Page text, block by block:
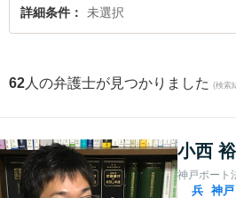
の弁護士に相談予約したい』などでお困りの
詳細条件 未選択
62 人の弁護士が見つかりました (検索
小西
神戸ポート
兵 神戸